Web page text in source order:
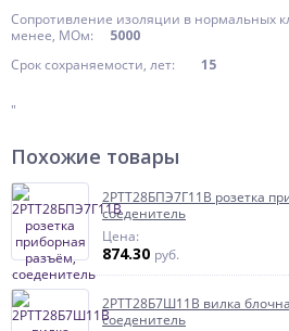
Сопротивление изоляции в нормальных
менее, МОм: 5000
Срок сохраняемости, лет: 15
"
Похожие товары
2РТТ28БПЭ7Г11В розетка
соеденитель
Цена:
874.30 руб.
2РТТ28Б7Ш11В вилка
соеденитель